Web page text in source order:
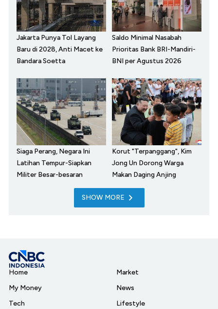
Jakarta Punya Tol Layang
Baru di 2028, Anti Macet ke
Bandara Soetta
Saldo Minimal Nasabah
Prioritas Bank BRI-Mandiri-
BNI per Agustus 2026
Siaga Perang, Negara Ini
Latihan Tempur-Siapkan
Militer Besar-besaran
Korut "Terpanggang", Kim
Jong Un Dorong Warga
Makan Daging Anjing
SHOW MORE
Home
My Money
Tech
Market
News
Lifestyle